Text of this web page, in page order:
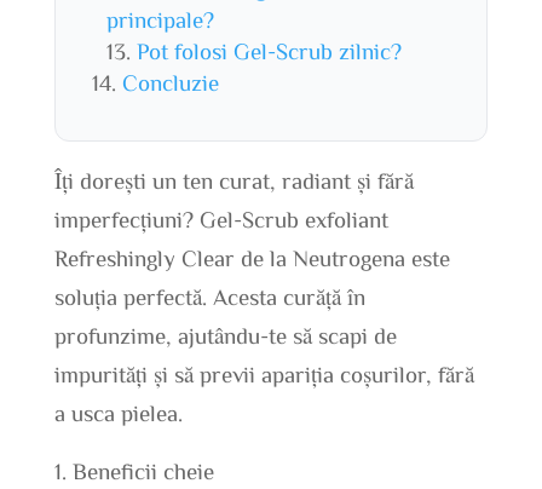
principale?
Pot folosi Gel-Scrub zilnic?
Concluzie
Îți dorești un ten curat, radiant și fără
imperfecțiuni? Gel-Scrub exfoliant
Refreshingly Clear de la Neutrogena este
soluția perfectă. Acesta curăță în
profunzime, ajutându-te să scapi de
impurități și să previi apariția coșurilor, fără
a usca pielea.
Beneficii cheie